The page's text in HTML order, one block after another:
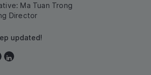
Ma Tuan Trong
Director
updated!